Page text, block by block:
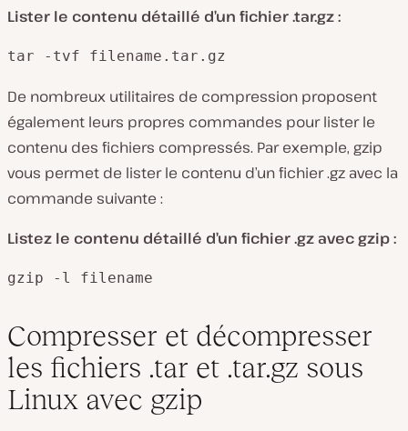
Lister le contenu détaillé d’un fichier .tar.gz :
tar -tvf filename.tar.gz
De nombreux utilitaires de compression proposent
également leurs propres commandes pour lister le
contenu des fichiers compressés. Par exemple, gzip
vous permet de lister le contenu d’un fichier .gz avec la
commande suivante :
Listez le contenu détaillé d’un fichier .gz avec gzip :
gzip -l filename
Compresser et décompresser
les fichiers .tar et .tar.gz sous
Linux avec gzip